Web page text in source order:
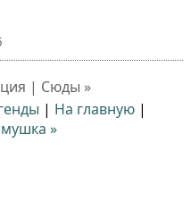
| Сюды »
| На главную|
»